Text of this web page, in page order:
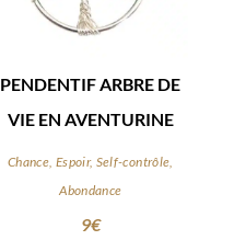
PENDENTIF ARBRE DE
VIE EN AVENTURINE
Chance, Espoir, Self-contrôle,
Abondance
9€